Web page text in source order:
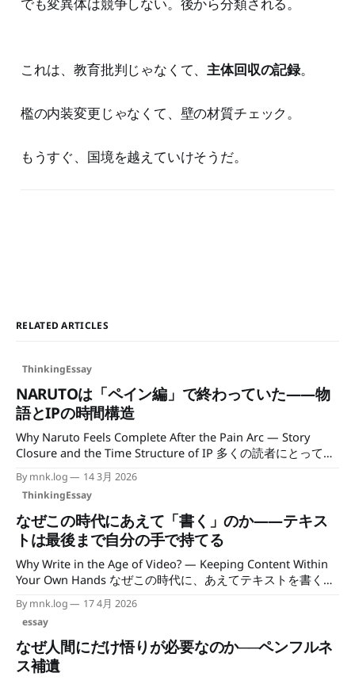
これは、教育批判じゃなくて、主体回収の記録。
檻の内装変更じゃなくて、壁の材質チェック。
もうすぐ、国境を越えていけそうだ。
RELATED ARTICLES
ThinkingEssay
NARUTOは「ペイン編」で終わっていた——物
語とIPの時間構造
Why Naruto Feels Complete After the Pain Arc — Story
Closure and the Time Structure of IP 多くの読者にとって、
NARUTOはペイン編で終わっている。 最終話まで読んだとし
ても、物語としての完結感はあそこにある。 単なる感想の
話をしているのではない。 物語の構造の話だ。 1 NARUTO
はペイン編で終わっている NARUTOの公式の終わりは最終話
である。 しかし読者の体験としては、ペイン編が終幕にな
っている人が多い。 理由は単純だ。物語のテーマが、そこ
で決着するからである。 2 ペイン編で完結する物語 ペイン
編では、NARUTOの中心テーマが回収される。 憎しみの連鎖
をどう断ち切るか。 ナルトはペインを倒すだけではなく、
理解し、対話し、赦す。 憎しみ → 理解 → 赦し テーマが閉
じる。 3 主人公の物語も完成する ペイン編のラストでは、
木ノ葉の里の人々がナルトを迎える。 それまでのナルト
は、落ちこぼれであり、疎外された存在だった。
By mnk.log
14 3月 2026
ThinkingEssay
なぜこの時代にあえて「書く」のか——テキス
トは最後まで自分の手で持てる
Why Write in the Age of Video? — Keeping Content Within
Your Own Hands なぜこの時代に、あえてテキストを書くの
おくためだ。 映像コンテンツは拡大するにつれて、個人の
手を離れていく。 人が増え、工程が増え、判断が分散す
る。 気づけばそれは「自分の作品」ではなく、機構として
動き始める。 その変化を踏まえて、テキストという形式を
見直してみる。 1. コンテンツは拡大すると手を離れるのか
By mnk.log
17 4月 2026
essay
なぜ人間にだけ悟りが必要なのか──ペンフルネ
ス補遺